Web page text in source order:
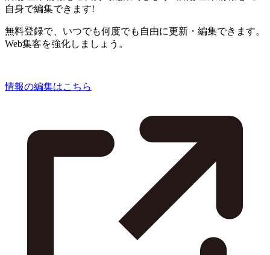
自身で編集できます!
無料登録で、いつでも何度でも自由に更新・編集できます。
Web集客を強化しましょう。
情報の編集はこちら